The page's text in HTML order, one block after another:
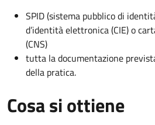
SPID (sistema pubblico di
d’identità elettronica (CIE) o
(CNS)
tutta la documentazione
della pratica.
Cosa si ottiene